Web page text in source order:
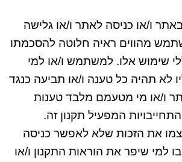
באתר ו/או כניסה לאתר ו/או גלישה
מהווים ראיה חלוטה להסכמתו
שימוש אלו. למשתמש ו/או למי
לא תהיה כל טענה ו/או תביעה כנגד
ו/או מי מטעמם מלבד טענות
המפעיל תקנון זה.
את הזכות שלא לאפשר כניסה
למי שיפר את הוראות התקנון ו/או